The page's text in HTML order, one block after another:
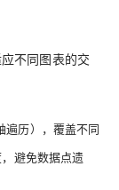
不同图表的交
遍历），覆盖不同
避免数据点遗